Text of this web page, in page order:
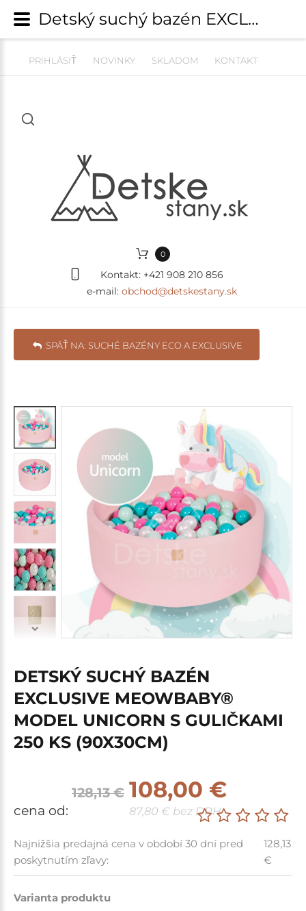
PRIHLÁSIŤ NOVINKY SKLADOM KONTAKT
0
Kontakt: +421 908 210 856
e-mail: obchod@detskestany.sk
SPÄŤ NA: SUCHÉ BAZÉNY ECO A EXCLUSIVE
DETSKÝ SUCHÝ BAZÉN
EXCLUSIVE MEOWBABY®
MODEL UNICORN S GULIČKAMI
250 KS (90X30CM)
cena od:
128,13 € 108,00 €
87,80 € bez DPH
Najnižšia predajná cena v období 30 dní pred
poskytnutím zľavy:
128,13
€
Varianta produktu
Detský suchý bazén EXCLUSIVE MeowBaby® model Unicorn s guličkami 250 ks (90x30cm) | Suché bazény ECO a EXCLUSIVE | detskestany.sk